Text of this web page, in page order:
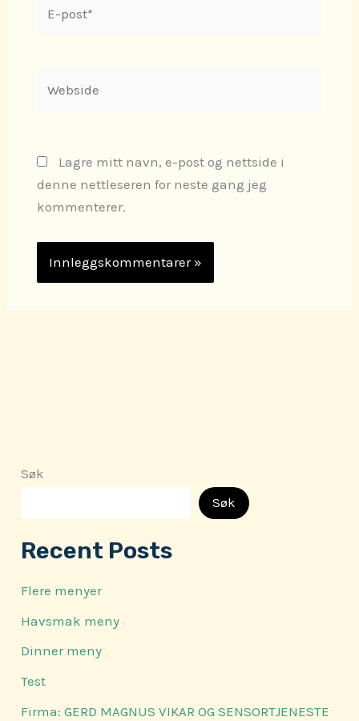
post*
Lagre mitt navn, e-post og nettside i
denne nettleseren for neste gang jeg
kommenterer.
Søk
Søk
Recent Posts
Flere menyer
Havsmak meny
Dinner meny
Test
Firma: GERD MAGNUS VIKAR OG SENSORTJENESTE